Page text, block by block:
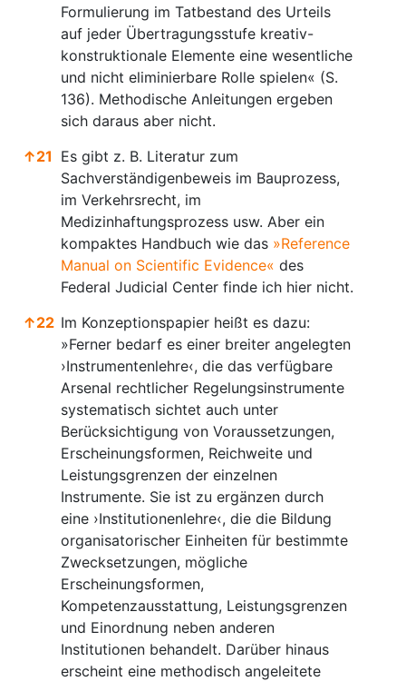
Formulierung im Tatbestand des Urteils
auf jeder Übertragungsstufe kreativ-
konstruktionale Elemente eine wesentliche
und nicht eliminierbare Rolle spielen« (S.
136). Methodische Anleitungen ergeben
sich daraus aber nicht.
↑21 Es gibt z. B. Literatur zum
Sachverständigenbeweis im Bauprozess,
im Verkehrsrecht, im
Medizinhaftungsprozess usw. Aber ein
kompaktes Handbuch wie das »Reference
Manual on Scientific Evidence« des
Federal Judicial Center finde ich hier nicht.
↑22 Im Konzeptionspapier heißt es dazu:
»Ferner bedarf es einer breiter angelegten
›Instrumentenlehre‹, die das verfügbare
Arsenal rechtlicher Regelungsinstrumente
systematisch sichtet auch unter
Berücksichtigung von Voraussetzungen,
Erscheinungsformen, Reichweite und
Leistungsgrenzen der einzelnen
Instrumente. Sie ist zu ergänzen durch
eine ›Institutionenlehre‹, die die Bildung
organisatorischer Einheiten für bestimmte
Zwecksetzungen, mögliche
Erscheinungsformen,
Kompetenzausstattung, Leistungsgrenzen
und Einordnung neben anderen
Institutionen behandelt. Darüber hinaus
erscheint eine methodisch angeleitete